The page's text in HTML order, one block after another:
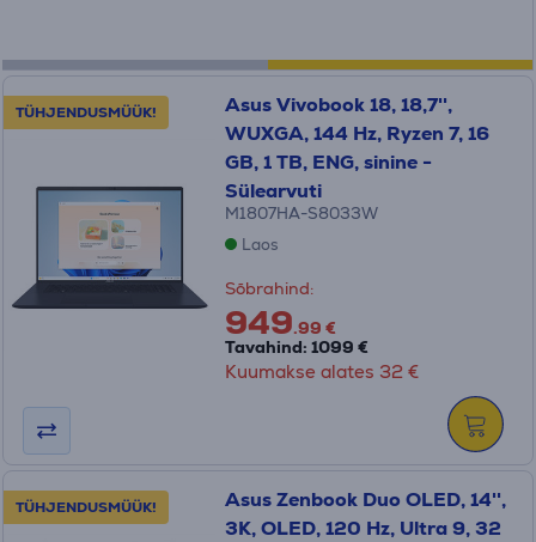
TÜHJENDUSMÜÜK!
Asus Vivobook 18, 18,7'',
WUXGA, 144 Hz, Ryzen 7, 16
GB, 1 TB, ENG, sinine -
Sülearvuti
M1807HA-S8033W
Laos
Sõbrahind:
949.99 €
Tavahind: 1099 €
Kuumakse alates 32 €
TÜHJENDUSMÜÜK!
Asus Zenbook Duo OLED, 14'',
3K, OLED, 120 Hz, Ultra 9, 32